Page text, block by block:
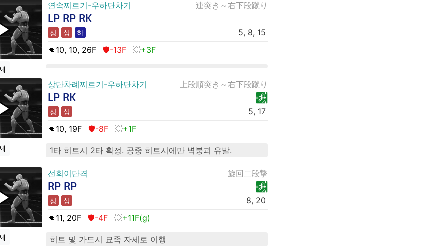
연속찌르기-우하단차기 連突き～右下段蹴り
LP RP RK
상 상 하
5, 8, 15
👊10, 10, 26F 🛡️-13F +3F
상단차례찌르기-우하단차기 上段順突き～右下段蹴り
LP RK
상 상
5, 17
👊10, 19F 🛡️-8F +1F
1타 히트시 2타 확정. 공중 히트시에만 벽붕괴 유발.
선회이단격 旋回二段撃
RP RP
상 상
8, 20
👊11, 20F 🛡️-4F +11F(g)
히트 및 가드시 묘족 자세로 이행